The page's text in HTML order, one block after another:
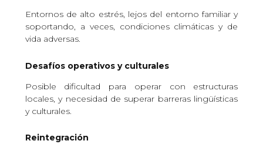
Entornos de alto estrés, lejos del entorno familiar y
soportando, a veces, condiciones climáticas y de
vida adversas.
Desafíos operativos y culturales
Posible dificultad para operar con estructuras
locales, y necesidad de superar barreras lingüísticas
y culturales.
Reintegración